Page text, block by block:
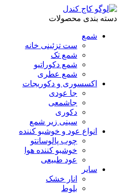
دسته بندی محصولات
شمع
ست تزئینی خانه
شمع تک
شمع دکوراتیو
شمع عطری
اکسسوری و دکوریجات
جا عودی
جاشمعی
دکوری
سینی زیر شمع
انواع عود و خوشبو کننده
چوب پالوسانتو
خوشبو کننده هوا
عود طبیعی
سایر
انار خشک
بلوط